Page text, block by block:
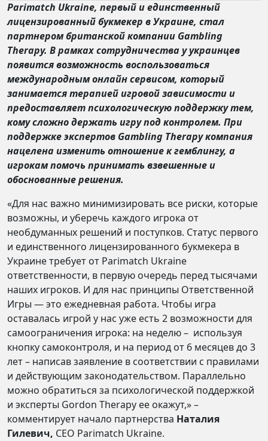
Parimatch Ukraine, первый и единственный
лицензированный букмекер в Украине, стал
партнером британской компании Gambling
Therapy. В рамках сотрудничества у украинцев
появится возможность воспользоваться
международным онлайн сервисом, который
занимается терапией игровой зависимости и
предоставляет психологическую поддержку тем,
кому сложно держать игру под контролем. При
поддержке экспертов Gambling Therapy компания
нацелена изменить отношение к гемблингу, а
игрокам помочь принимать взвешенные и
обоснованные решения.
«Для нас важно минимизировать все риски, которые
возможны, и уберечь каждого игрока от
необдуманных решений и поступков. Статус первого
и единственного лицензированного букмекера в
Украине требует от Parimatch Ukraine
ответственности, в первую очередь перед тысячами
наших игроков. И для нас принципы Ответственной
Игры — это ежедневная работа. Чтобы игра
оставалась игрой у нас уже есть 2 возможности для
самоограничения игрока: на неделю – используя
кнопку самоконтроля, и на период от 6 месяцев до 3
лет – написав заявление в соответствии с правилами
и действующим законодательством. Параллельно
можно обратиться за психологической поддержкой
и эксперты Gordon Therapy ее окажут,» –
комментирует начало партнерства Наталия
Гилевич, CEO Parimatch Ukraine.